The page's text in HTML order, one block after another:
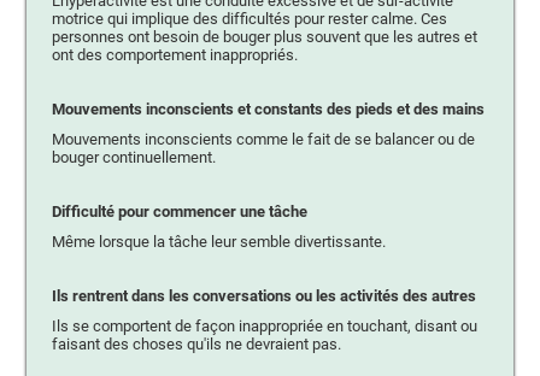
motrice qui implique des difficultés pour rester calme. Ces
personnes ont besoin de bouger plus souvent que les autres et
ont des comportement inappropriés.
Mouvements inconscients et constants des pieds et des mains
Mouvements inconscients comme le fait de se balancer ou de
bouger continuellement.
Difficulté pour commencer une tâche
Même lorsque la tâche leur semble divertissante.
Ils rentrent dans les conversations ou les activités des autres
Ils se comportent de façon inappropriée en touchant, disant ou
faisant des choses qu'ils ne devraient pas.